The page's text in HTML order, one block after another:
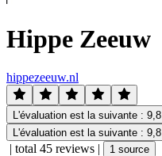
Hippe Zeeuw
hippezeeuw.nl
L'évaluation est la suivante : 9,8
L'évaluation est la suivante : 9,8
| total 45 reviews | 1 source